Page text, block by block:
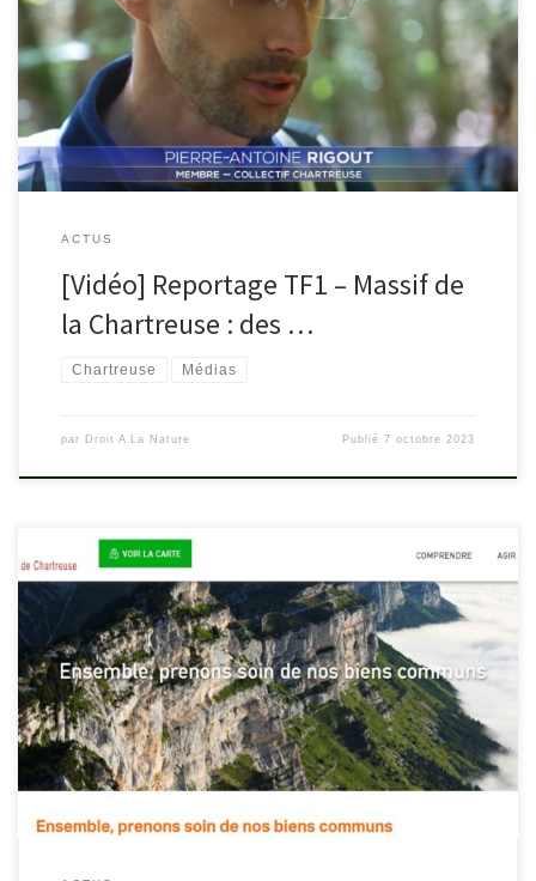
tf1info.fr/regions/video-tf1-alpes-des-randonneurs-prives-de-
montagne-dans-le-massif-de-la-chartreuse-isere-savoie-
2272160.html
ACTUS
[Vidéo] Reportage TF1 – Massif de
la Chartreuse : des …
Chartreuse Médias
par Droit A La Nature Publié7 octobre 2023
“Comment profiter de notre magnifique territoire et y accueillir
nos visiteurs en respectant à la fois les paysages, la biodiversité,
ainsi que les femmes et les hommes qui y travaillent ? Toute
l’année, mais en particulier durant la saison estivale, au cours de
laquelle l’activité touristique s’intensifie, le rôle du Parc […]